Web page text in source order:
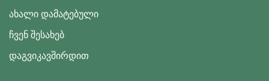
ახალი დამატებული
ჩვენ შესახებ
დაგვიკავშირდით